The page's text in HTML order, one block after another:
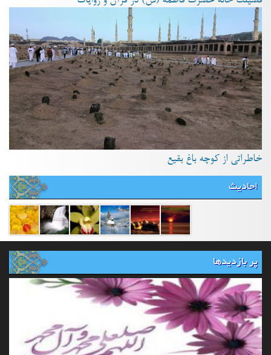
خاطراتی از کوچه باغ بقیع
احادیث
پر بازدیدها